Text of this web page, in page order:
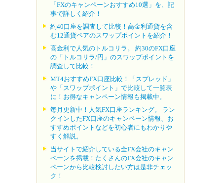
「FXのキャンペーンおすすめ10選」を、記
事で詳しく紹介！
約40口座を調査して比較！高金利通貨を含
む12通貨ペアのスワップポイントを紹介！
高金利で人気のトルコリラ。 約30のFX口座
の「トルコリラ/円」のスワップポイントを
調査して比較！
MT4おすすめFX口座比較！「スプレッド」
や「スワップポイント」で比較して一覧表
に！お得なキャンペーン情報も掲載中。
毎月更新中！人気FX口座ランキング。 ラン
クインしたFX口座のキャンペーン情報、お
すすめポイントなどを初心者にもわかりや
すく解説。
当サイトで紹介している全FX会社のキャン
ペーンを掲載！たくさんのFX会社のキャン
ペーンから比較検討したい方は是非チェッ
ク！